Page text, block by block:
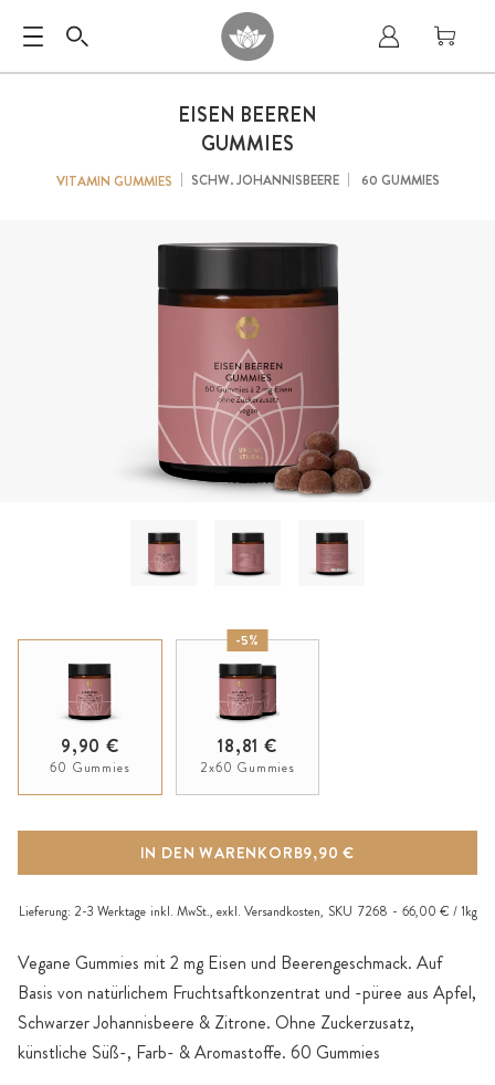
EISEN BEEREN
GUMMIES
VITAMIN GUMMIES SCHW. JOHANNISBEERE 60 GUMMIES
Vegane Gummies mit 2 mg Eisen und Beerengeschmack. Auf
Basis von natürlichem Fruchtsaftkonzentrat und -püree aus Apfel,
Schwarzer Johannisbeere & Zitrone. Ohne Zuckerzusatz,
künstliche Süß-, Farb- & Aromastoffe. 60 Gummies
9,90 €
60 Gummies
-5%
18,81 €
2x60 Gummies
IN DEN WARENKORB9,90 €
Lieferung: 2-3 Werktage inkl. MwSt., exkl. Versandkosten, SKU 7268 66,00 € / 1kg